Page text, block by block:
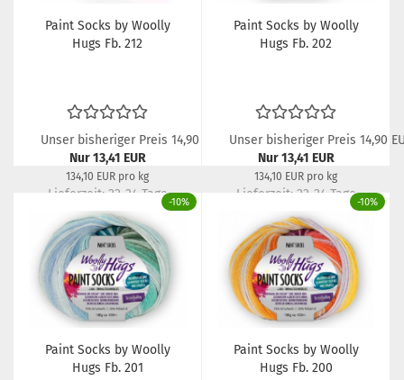
Paint Socks by Woolly
Hugs Fb. 212
Unser bisheriger Preis 14,90 EUR
Nur 13,41 EUR
134,10 EUR pro kg
Lieferzeit: 22-24 Tage
Paint Socks by Woolly
Hugs Fb. 202
Unser bisheriger Preis 14,90
Nur 13,41 EUR
134,10 EUR pro kg
Lieferzeit: 22-24 Tage
-10%
Paint Socks by Woolly
Hugs Fb. 201
-10%
Paint Socks by Woolly
Hugs Fb. 200